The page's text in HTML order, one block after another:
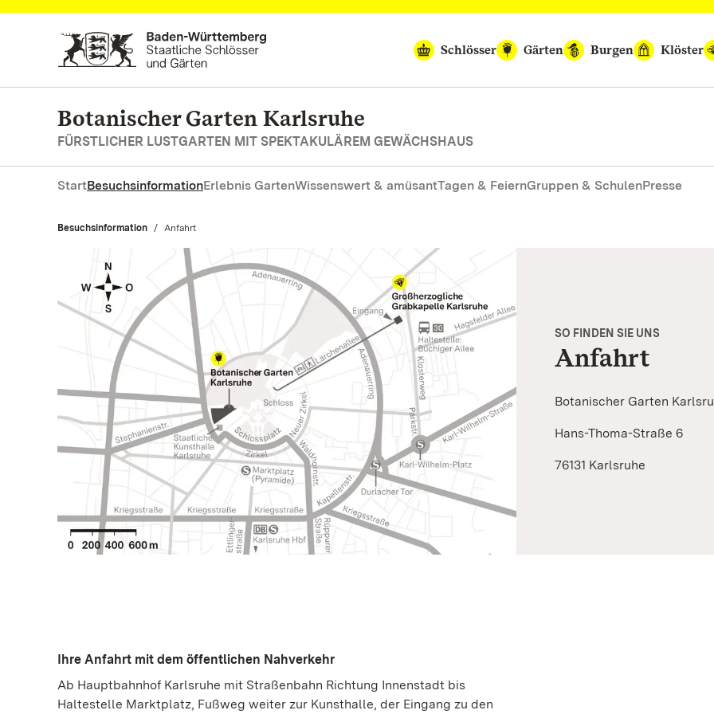
Zum Hauptinhalt springen
Schlösser
Gärten Burgen Klöster
Botanischer Garten Karlsruhe
FÜRSTLICHER LUSTGARTEN MIT SPEKTAKULÄREM GEWÄCHSHAUS
StartBesuchsinformationErlebnis GartenWissenswert & amüsantTagen & FeiernGruppen & SchulenPresse
Besuchsinformation Aktuell:
Anfahrt
SO FINDEN SIE UNS
Anfahrt
Botanischer Garten
Hans-Thoma-Straße 6
76131 Karlsruhe
Ihre Anfahrt mit dem öffentlichen Nahverkehr
Ab Hauptbahnhof Karlsruhe mit Straßenbahn Richtung Innenstadt bis
Haltestelle Marktplatz, Fußweg weiter zur Kunsthalle, der Eingang zu den